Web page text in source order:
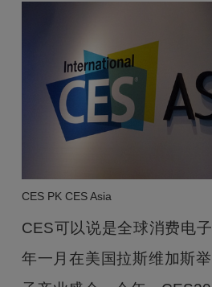
CES PK CES Asia
CES可以说是全球消费电
年一月在美国拉斯维加斯